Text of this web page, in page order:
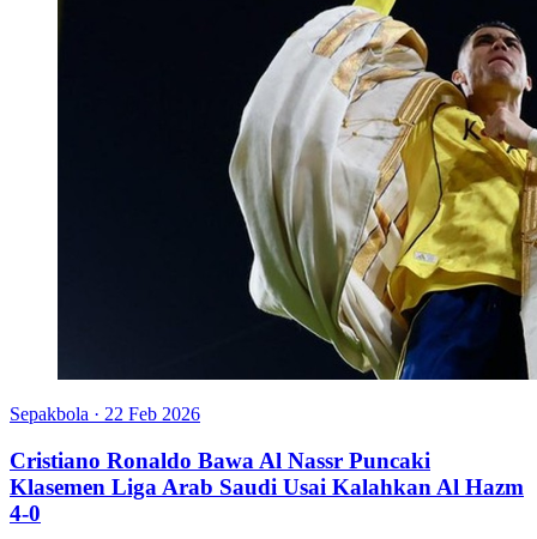
Sepakbola · 22 Feb 2026
Cristiano Ronaldo Bawa Al Nassr Puncaki
Klasemen Liga Arab Saudi Usai Kalahkan Al Hazm
4-0